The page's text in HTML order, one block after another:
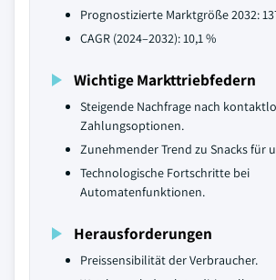
Prognostizierte Marktgröße 2032:
CAGR (2024–2032): 10,1 %
Wichtige Markttriebfedern
Steigende Nachfrage nach
Zahlungsoptionen.
Zunehmender Trend zu Snacks für
Technologische Fortschritte bei
Automatenfunktionen.
Herausforderungen
Preissensibilität der Verbraucher.